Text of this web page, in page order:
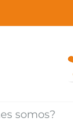
somos?